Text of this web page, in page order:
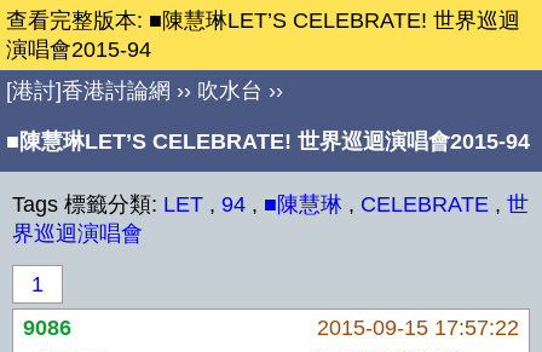
查看完整版本: ■陳慧琳LET’S CELEBRATE! 世界巡迴
演唱會2015-94
[港討]香港討論網 ›› 吹水台 ››
■陳慧琳LET’S CELEBRATE! 世界巡迴演唱會2015-94
Tags 標籤分類: LET , 94 , ■陳慧琳 , CELEBRATE , 世
界巡迴演唱會
1
9086
2015-09-15 17:57:22